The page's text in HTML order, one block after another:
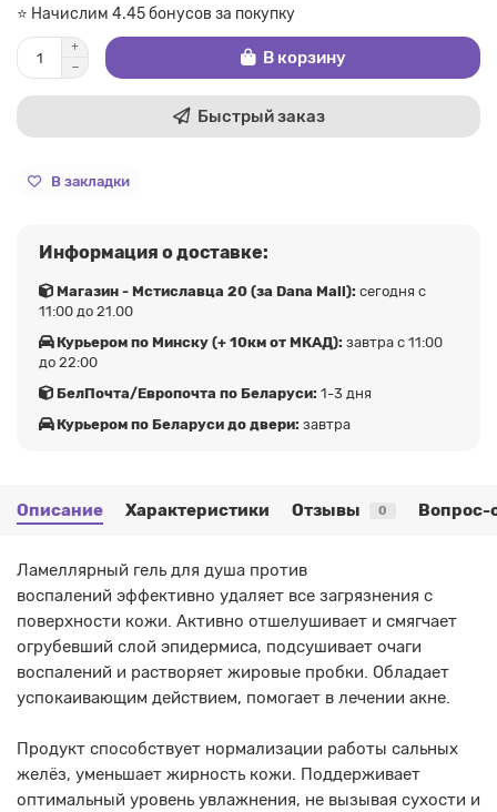
⭐ Начислим 4.45 бонусов за покупку
В корзину
Быстрый заказ
В закладки
Информация о доставке:
Магазин - Мстиславца 20 (за Dana Mall): сегодня с
11:00 до 21.00
Курьером по Минску (+ 10км от МКАД): завтра с 11:00
до 22:00
БелПочта/Европочта по Беларуси: 1-3 дня
Курьером по Беларуси до двери: завтра
Описание Характеристики Отзывы 0 Вопрос-
Ламеллярный гель для душа против
воспалений эффективно удаляет все загрязнения с
поверхности кожи. Активно отшелушивает и смягчает
огрубевший слой эпидермиса, подсушивает очаги
воспалений и растворяет жировые пробки. Обладает
успокаивающим действием, помогает в лечении акне.
Продукт способствует нормализации работы сальных
желёз, уменьшает жирность кожи. Поддерживает
оптимальный уровень увлажнения, не вызывая сухости и